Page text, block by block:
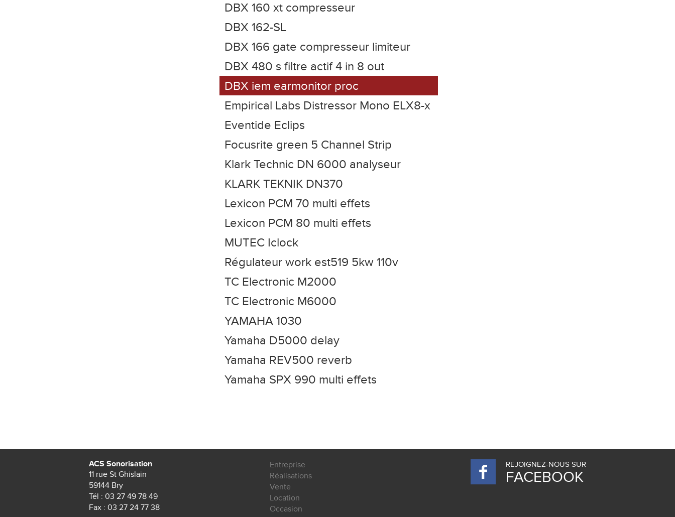
DBX 160 xt compresseur
DBX 162-SL
DBX 166 gate compresseur limiteur
DBX 480 s filtre actif 4 in 8 out
DBX iem earmonitor proc
Empirical Labs Distressor Mono ELX8-x
Eventide Eclips
Focusrite green 5 Channel Strip
Klark Technic DN 6000 analyseur
KLARK TEKNIK DN370
Lexicon PCM 70 multi effets
Lexicon PCM 80 multi effets
MUTEC Iclock
Régulateur work est519 5kw 110v
TC Electronic M2000
TC Electronic M6000
YAMAHA 1030
Yamaha D5000 delay
Yamaha REV500 reverb
Yamaha SPX 990 multi effets
ACS Sonorisation
11 rue St Ghislain
59144 Bry
Tél : 03 27 49 78 49
Fax : 03 27 24 77 38
Entreprise
Réalisations
Vente
Location
Occasion
REJOIGNEZ-NOUS SUR
FACEBOOK